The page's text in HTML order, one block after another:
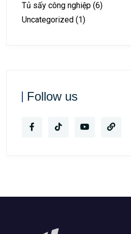
Tủ sấy công nghiệp (6)
Uncategorized (1)
Follow us